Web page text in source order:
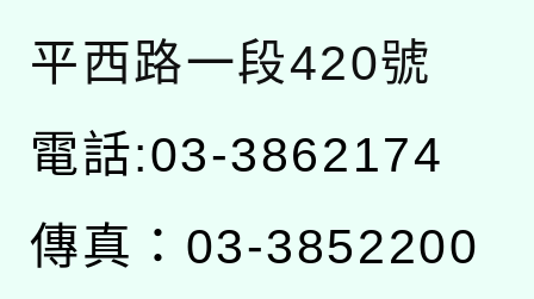
平西路一段420號
電話:03-3862174
傳真：03-3852200